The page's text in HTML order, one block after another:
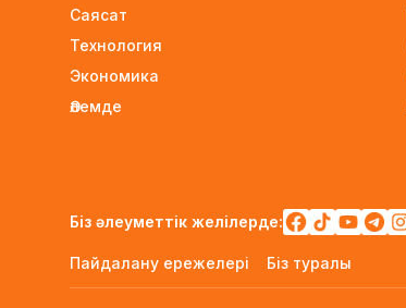
Саясат
Технология
Экономика
Әлемде
Біз әлеуметтік желілерде:
Пайдалану ережелері Біз туралы